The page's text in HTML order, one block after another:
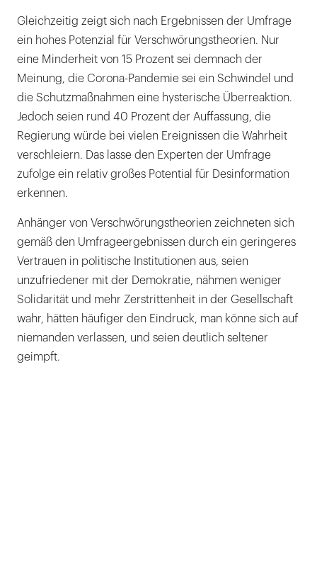
Gleichzeitig zeigt sich nach Ergebnissen der Umfrage
ein hohes Potenzial für Verschwörungstheorien. Nur
eine Minderheit von 15 Prozent sei demnach der
Meinung, die Corona-Pandemie sei ein Schwindel und
die Schutzmaßnahmen eine hysterische Überreaktion.
Jedoch seien rund 40 Prozent der Auffassung, die
Regierung würde bei vielen Ereignissen die Wahrheit
verschleiern. Das lasse den Experten der Umfrage
zufolge ein relativ großes Potential für Desinformation
erkennen.
Anhänger von Verschwörungstheorien zeichneten sich
gemäß den Umfrageergebnissen durch ein geringeres
Vertrauen in politische Institutionen aus, seien
unzufriedener mit der Demokratie, nähmen weniger
Solidarität und mehr Zerstrittenheit in der Gesellschaft
wahr, hätten häufiger den Eindruck, man könne sich auf
niemanden verlassen, und seien deutlich seltener
geimpft.